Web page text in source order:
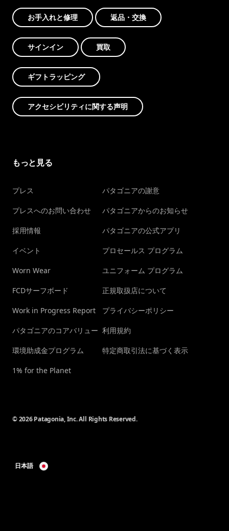
お手入れと修理 返品・交換
サインイン 買取
ギフトラッピング
アクセシビリティに関する声明
もっと見る
プレス
プレスへのお問い合わせ
採用情報
イベント
Worn Wear
FCDサーフボード
Work in Progress Report
パタゴニアのコアバリュー
環境助成金プログラム
1% for the Planet
パタゴニアの謝意
パタゴニアからのお知らせ
パタゴニアの公式アプリ
プロセールス プログラム
ユニフォーム プログラム
正規取扱店について
プライバシーポリシー
利用規約
特定商取引法に基づく表示
© 2026 Patagonia, Inc. All Rights Reserved.
日本語